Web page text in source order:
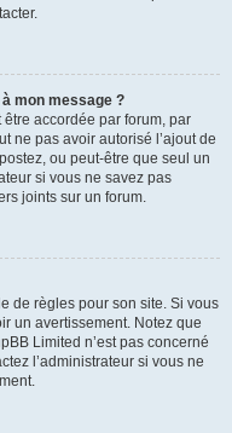
mon message ?
accordée par forum, par
ne pas avoir autorisé l’ajout de
ou peut-être que seul un
si vous ne savez pas
joints sur un forum.
de règles pour son site. Si vous
un avertissement. Notez que
Limited n’est pas concerné
l’administrateur si vous ne